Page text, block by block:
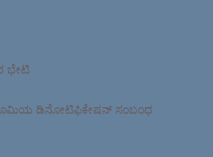
ಭೇಟಿ
ಭೂಮಿಯ ಡಿನೋಟಿಫಿಕೇಷನ್ ಸಂಬಂಧ